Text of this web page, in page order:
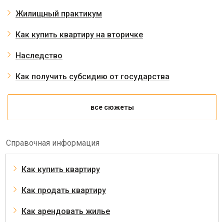
Жилищный практикум
Как купить квартиру на вторичке
Наследство
Как получить субсидию от государства
все сюжеты
Справочная информация
Как купить квартиру
Как продать квартиру
Как арендовать жилье